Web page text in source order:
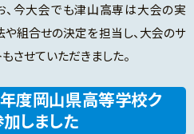
今大会でも津山高専は大会の実
や組合せの決定を担当し、大会のサ
させていただきました。
年度岡山県高等学校ク
しました